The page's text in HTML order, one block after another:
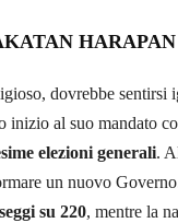
HARAPAN
dovrebbe sentirsi
inizio al suo mandato
elezioni generali.
un nuovo
su 220, mentre la